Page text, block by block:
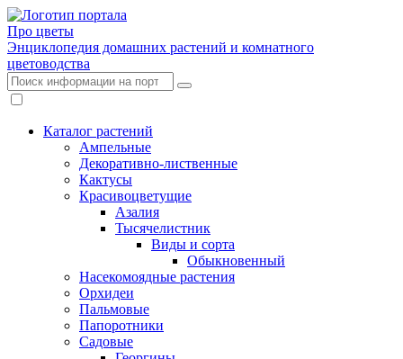
Про цветы
Энциклопедия домашних растений и комнатного
цветоводства
Каталог растений
Ампельные
Декоративно-лиственные
Кактусы
Красивоцветущие
Азалия
Тысячелистник
Виды и сорта
Обыкновенный
Насекомоядные растения
Орхидеи
Пальмовые
Папоротники
Садовые